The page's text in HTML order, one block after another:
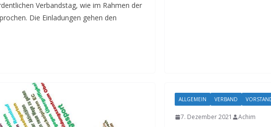
Verbandstag, wie im Rahmen der
Die Einladungen gehen den
ALLGEMEIN VERBAND
7. Dezember 2021 Achim